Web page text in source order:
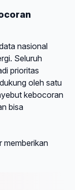
nasional
Seluruh
prioritas
oleh satu
kebocoran
bisa
memberikan